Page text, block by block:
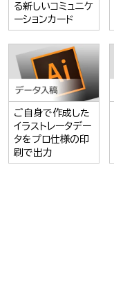
る新しいコミュニケ
ーションカード
ご自身で作成した
イラストレータデー
タをプロ仕様の印
刷で出力